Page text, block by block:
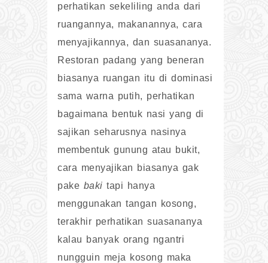
perhatikan sekeliling anda dari
ruangannya, makanannya, cara
menyajikannya, dan suasananya.
Restoran padang yang beneran
biasanya ruangan itu di dominasi
sama warna putih, perhatikan
bagaimana bentuk nasi yang di
sajikan seharusnya nasinya
membentuk gunung atau bukit,
cara menyajikan biasanya gak
pake baki tapi hanya
menggunakan tangan kosong,
terakhir perhatikan suasananya
kalau banyak orang ngantri
nungguin meja kosong maka